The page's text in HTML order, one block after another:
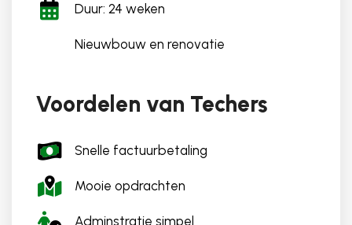
Duur: 24 weken
Nieuwbouw en renovatie
Voordelen van Techers
Snelle factuurbetaling
Mooie opdrachten
Adminstratie simpel